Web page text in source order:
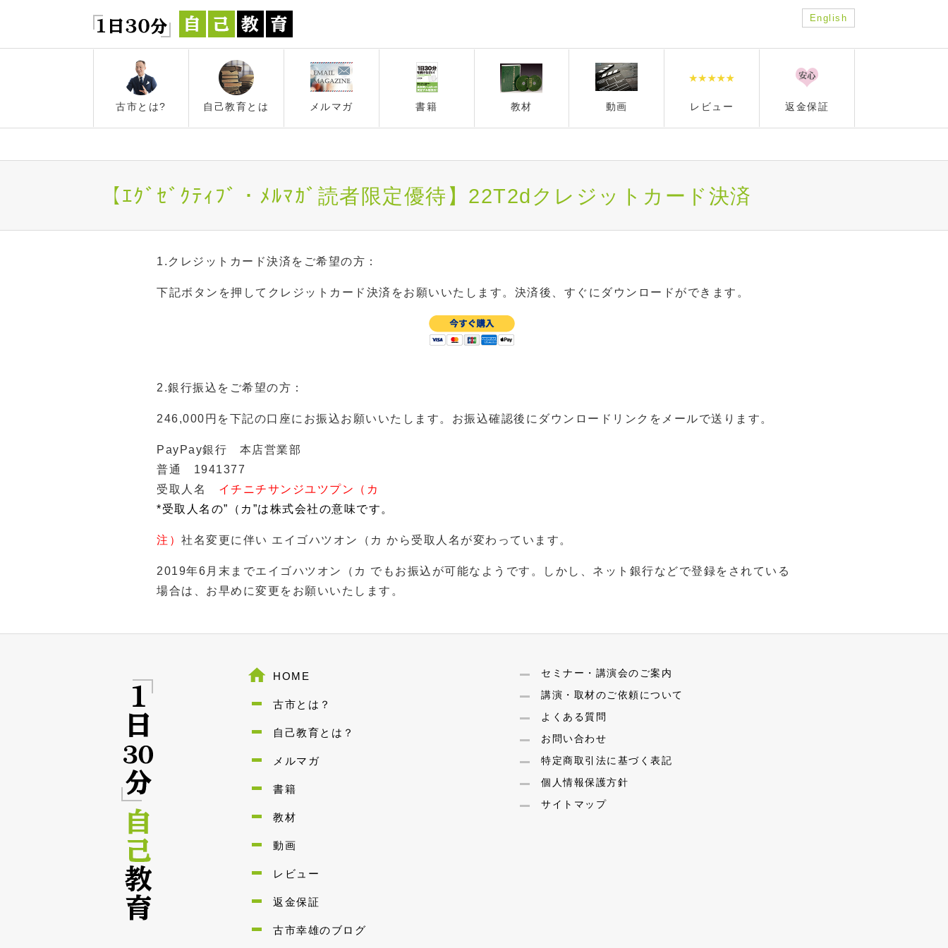
English
古市とは? 自己教育とは メルマガ 書籍 教材 動画 レビュー 返金保証
【ｴｸﾞｾﾞｸﾃｨﾌﾞ・ﾒﾙﾏｶﾞ読者限定優待】22T2dクレジットカード決済
1.クレジットカード決済をご希望の方：
下記ボタンを押してクレジットカード決済をお願いいたします。決済後、すぐにダウンロードができます。
2.銀行振込をご希望の方：
246,000円を下記の口座にお振込お願いいたします。お振込確認後にダウンロードリンクをメールで送ります。
PayPay銀行 本店営業部
普通 1941377
受取人名 イチニチサンジユツプン（カ
*受取人名の”（カ”は株式会社の意味です。
注） 社名変更に伴い エイゴハツオン（カ から受取人名が変わっています。
2019年6月末までエイゴハツオン（カ でもお振込が可能なようです。しかし、ネット銀行などで登録をされている
場合は、お早めに変更をお願いいたします。
HOME
古市とは？
自己教育とは？
メルマガ
書籍
教材
動画
レビュー
返金保証
古市幸雄のブログ
セミナー・講演会のご案内
講演・取材のご依頼について
よくある質問
お問い合わせ
特定商取引法に基づく表記
個人情報保護方針
サイトマップ